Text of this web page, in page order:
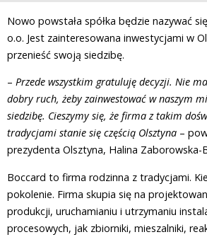
Nowo powstała spółka będzie nazywać
o.o. Jest zainteresowana inwestycjami w
przenieść swoją siedzibę.
– Przede wszystkim gratuluję decyzji. Nie
dobry ruch, żeby zainwestować w naszym
siedzibę. Cieszymy się, że firma z takim
tradycjami stanie się częścią Olsztyna –
prezydenta Olsztyna, Halina Zaborowska-
Boccard to firma rodzinna z tradycjami.
pokolenie. Firma skupia się na
produkcji, uruchamianiu i utrzymaniu
procesowych, jak zbiorniki, mieszalniki,